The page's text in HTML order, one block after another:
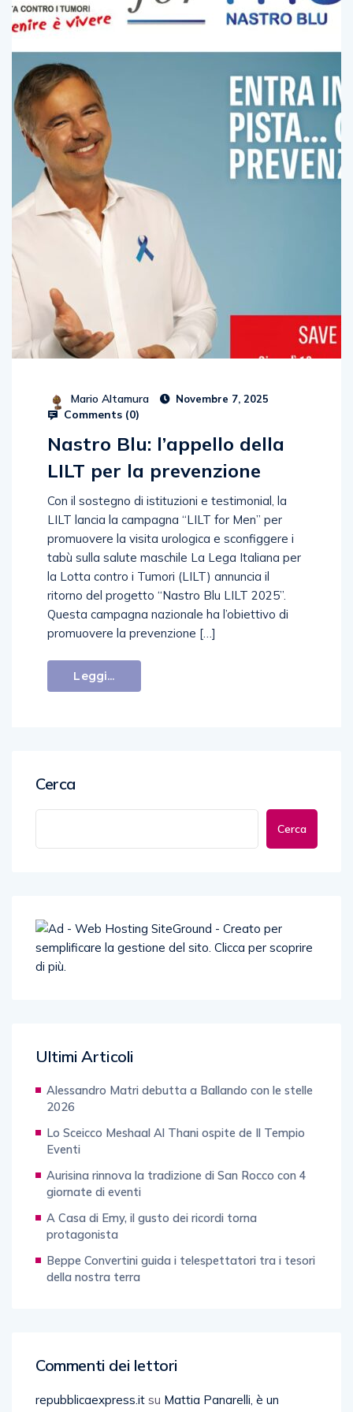
Mario Altamura Novembre 7, 2025
Comments (0)
Nastro Blu: l’appello della
LILT per la prevenzione
Con il sostegno di istituzioni e testimonial, la
LILT lancia la campagna “LILT for Men” per
promuovere la visita urologica e sconfiggere i
tabù sulla salute maschile La Lega Italiana per
la Lotta contro i Tumori (LILT) annuncia il
ritorno del progetto “Nastro Blu LILT 2025”.
Questa campagna nazionale ha l’obiettivo di
promuovere la prevenzione […]
Leggi...
Cerca
Cerca
Ultimi Articoli
Alessandro Matri debutta a Ballando con le stelle
2026
Lo Sceicco Meshaal Al Thani ospite de Il Tempio
Eventi
Aurisina rinnova la tradizione di San Rocco con 4
giornate di eventi
A Casa di Emy, il gusto dei ricordi torna
protagonista
Beppe Convertini guida i telespettatori tra i tesori
della nostra terra
Commenti dei lettori
repubblicaexpress.it su Mattia Panarelli, è un